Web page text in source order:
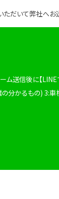
だいて弊社へお
ム送信後に【LINE
の分かるもの) 3:車